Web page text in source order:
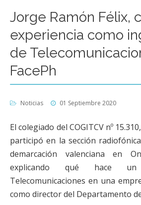
Jorge Ramón Félix,
experiencia como
de
FacePh
Noticias 01 Septiembre 2020
El colegiado del COGITCV nº
participó en la sección
demarcación valenciana en
explicando qué hace
Telecomunicaciones en una
como director del Departamento